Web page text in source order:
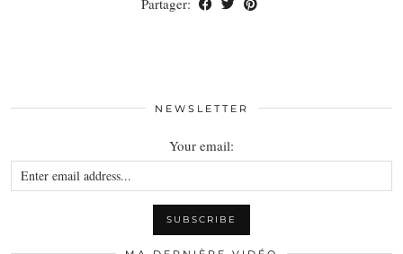
NEWSLETTER
Your email: